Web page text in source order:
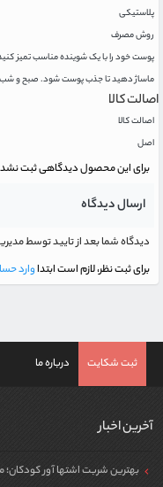
پلاستیکی
روش مصرف
پوست خود را با یک شوینده مناسب تمیز
ماساژ دهید تا جذب پوست شود. صبح و شب
اصالت کالا
اصالت کالا
اصل
برای این محصول دیدگاهی ثبت
ارسال دیدگاه
دیدگاه شما بعد از تایید توسط
برای ثبت نظر، لازم است ابتداوارد
ثبت شکایت درباره ما
آخرین اخبار
بهترین شربت اشتها آور